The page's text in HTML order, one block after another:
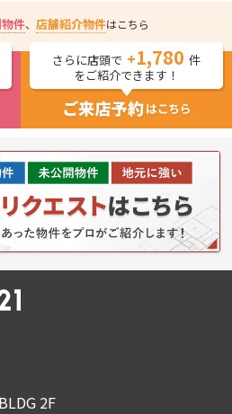
件、 店舗紹介物件はこちら
さらに店頭で +1,780 件
をご紹介できます！
2F